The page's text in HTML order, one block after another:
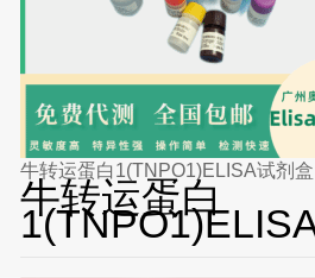
牛转运蛋白1(TNPO1)ELISA试剂盒
牛转运蛋白